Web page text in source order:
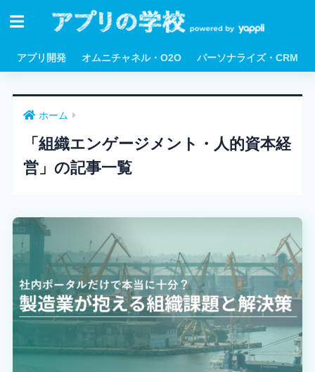
アプリ開発 オムニチャネル・O2O パーソナライズ・CRM
ホーム
「組織エンゲージメント・人的資本経
営」の記事一覧